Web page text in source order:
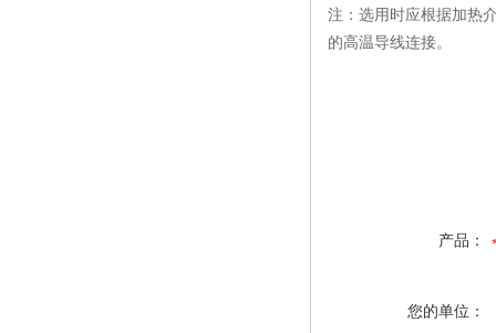
注：选用时应根据加热
的高温导线连接。
产品：
您的单位：